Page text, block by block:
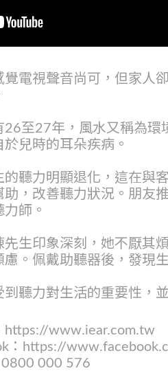
電視聲音尚可，但家人
26至27年，風水又稱為
兒時的耳朵疾病。
的聽力明顯退化，這在與
，改善聽力狀況。朋友
師。
生印象深刻，她不厭其
。佩戴助聽器後，發現
聽力對生活的重要性，
https://www.iear.com.tw
：https://
0800 000 576